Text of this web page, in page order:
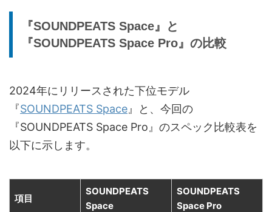
『SOUNDPEATS Space』と
『SOUNDPEATS Space Pro』の比較
2024年にリリースされた下位モデル
『SOUNDPEATS Space 』と、今回の
『SOUNDPEATS Space Pro』のスペック比較表を
以下に示します。
項目
SOUNDPEATS
Space
SOUNDPEATS
Space Pro